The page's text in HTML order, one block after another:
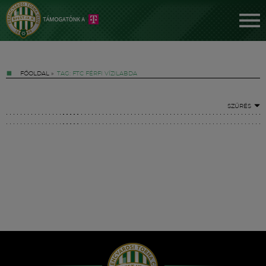
FŐOLDAL » TAG: FTC FÉRFI VÍZILABDA
SZŰRÉS
Hírek